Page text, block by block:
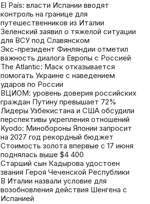
El País: власти Испании вводят
контроль на границе для
путешественников из Италии
Зеленский заявил о тяжелой ситуации
для ВСУ под Славянском
Экс-президент Финляндии отметил
важность диалога Европы с Россией
The Atlantic: Маск отказывается
помогать Украине с наведением
ударов по России
ВЦИОМ: уровень доверия российских
граждан Путину превышает 72%
Лидеры Узбекистана и США обсудили
перспективы укрепления отношений
Kyodo: Минобороны Японии запросит
на 2027 год рекордный бюджет
Стоимость золота впервые с 17 июня
поднялась выше $4 400
Старший сын Кадырова удостоен
звания Героя Чеченской Республики
В Италии назвали условие для
возобновления действия Шенгена с
Испанией